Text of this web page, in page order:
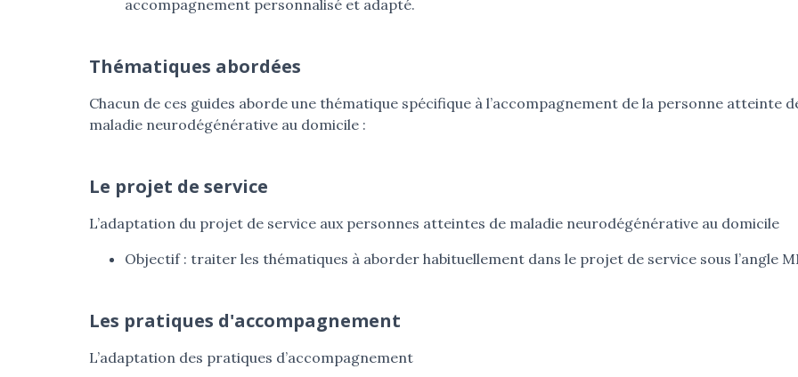
accompagnement personnalisé et adapté.
Thématiques abordées
Chacun de ces guides aborde une thématique spécifique à l’accompagnement de la personne atteinte
maladie neurodégénérative au domicile :
Le projet de service
L’adaptation du projet de service aux personnes atteintes de maladie neurodégénérative au domicile
Objectif : traiter les thématiques à aborder habituellement dans le projet de service sous l’angle
Les pratiques d'accompagnement
L’adaptation des pratiques d’accompagnement